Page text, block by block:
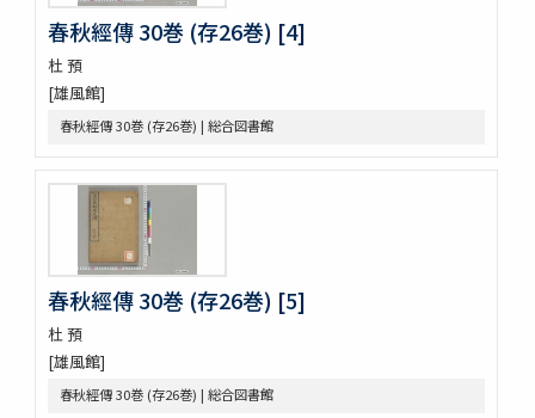
日蓮聖人註画畫讃 5巻
をりをりくさ 4巻
増補洞房語園 2巻
高尾考
中家實録 (存19巻)
源語秘訣
勢語圖説抄 5巻
落窪物語 4巻
連哥證哥
法隆寺伽藍縁起并流記資財事
倭屋一家言 3巻
鷹桐之卷抜書
伊勢千句註
つれつれ草拾遺
春秋經傳 30巻 (存26巻) [4]
杜 預
[雄風館]
春秋經傳 30巻 (存26巻) | 総合図書館
春秋經傳 30巻 (存26巻) [5]
杜 預
[雄風館]
春秋經傳 30巻 (存26巻) | 総合図書館